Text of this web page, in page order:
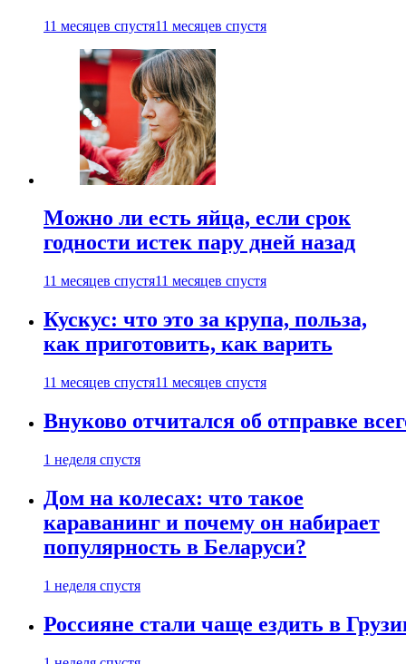
11 месяцев спустя11 месяцев спустя
Можно ли есть яйца, если срок
годности истек пару дней назад
11 месяцев спустя11 месяцев спустя
Кускус: что это за крупа, польза,
как приготовить, как варить
11 месяцев спустя11 месяцев спустя
Внуково отчитался об отправке
1 неделя спустя
Дом на колесах: что такое
караванинг и почему он набирает
популярность в Беларуси?
1 неделя спустя
Россияне стали чаще ездить в